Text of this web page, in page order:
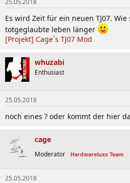
Es wird Zeit für ein neuen TJ07.
totgeglaubte leben länger
[Projekt] Cage`s TJ07 Mod
whuzabi
Enthusiast
25.05.2018
noch eines ? oder kommt der hier
cage
Moderator Hardwareluxx Team
25.05.2018